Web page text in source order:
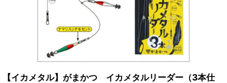
【イカメタル】がまかつ イカメタルリーダー（3本仕